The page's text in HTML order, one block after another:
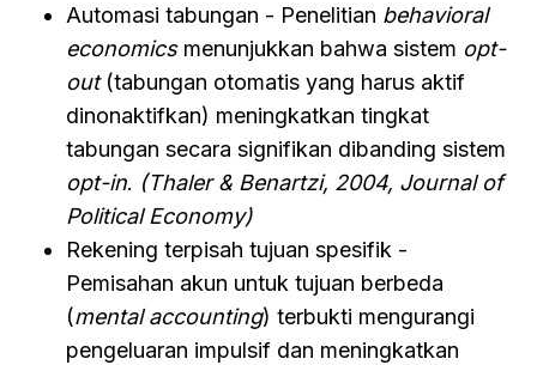
Automasi tabungan - Penelitian behavioral
economicsmenunjukkan bahwa sistem opt-
out(tabungan otomatis yang harus aktif
dinonaktifkan) meningkatkan tingkat
tabungan secara signifikan dibanding sistem
opt-in. (Thaler & Benartzi, 2004, Journal of
Political Economy)
Rekening terpisah tujuan spesifik -
Pemisahan akun untuk tujuan berbeda
(mental accounting) terbukti mengurangi
pengeluaran impulsif dan meningkatkan